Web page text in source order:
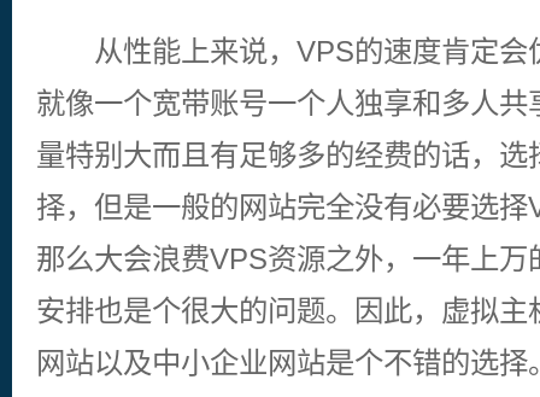
从性能上来说，VPS的速度肯定会
就像一个宽带账号一个人独享和多人
量特别大而且有足够多的经费的话，
择，但是一般的网站完全没有必要选
那么大会浪费VPS资源之外，一年上
安排也是个很大的问题。因此，虚拟
网站以及中小企业网站是个不错的选择